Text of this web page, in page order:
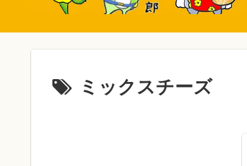
ミックスチーズ